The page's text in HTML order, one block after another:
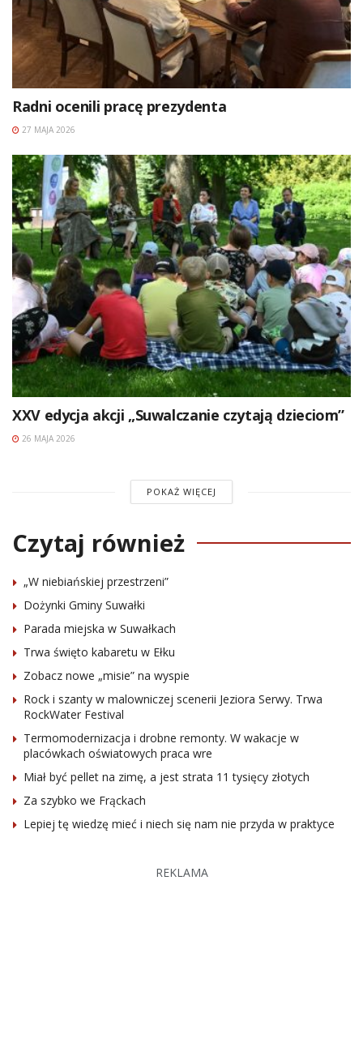
Radni ocenili pracę prezydenta
27 MAJA 2026
XXV edycja akcji „Suwalczanie czytają dzieciom”
26 MAJA 2026
POKAŻ WIĘCEJ
Czytaj również
„W niebiańskiej przestrzeni”
Dożynki Gminy Suwałki
Parada miejska w Suwałkach
Trwa święto kabaretu w Ełku
Zobacz nowe „misie” na wyspie
Rock i szanty w malowniczej scenerii Jeziora Serwy. Trwa
RockWater Festival
Termomodernizacja i drobne remonty. W wakacje w
placówkach oświatowych praca wre
Miał być pellet na zimę, a jest strata 11 tysięcy złotych
Za szybko we Frąckach
Lepiej tę wiedzę mieć i niech się nam nie przyda w praktyce
REKLAMA